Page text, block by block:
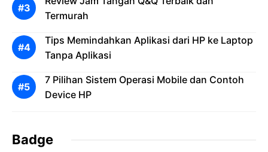
Termurah
Tips Memindahkan Aplikasi dari HP ke Laptop
Tanpa Aplikasi
7 Pilihan Sistem Operasi Mobile dan Contoh
Device HP
Badge